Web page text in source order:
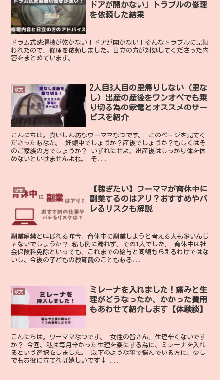
ドアが開かない」トラブルの修理
を依頼した結果
ドラム式洗濯機が乾かない！ドアが開かない！そんなトラブルに見舞
われたので、修理を依頼しました。日立の方が対処してくださった内
容をまとめています。
散文
2人目3人目の里帰りしない（里な
し）出産の産後をワンオペでも乗
り切る為の家電とオススメのサー
ビスを紹介
こんにちは。食いしん坊なワーママなつです。 このページを見てく
ださったあなた。 妊娠中でしょうか？産後でしょうか？もしくはそ
のご家族の方でしょうか？ いずれにせよ、出産後はしっかり体を休
めないといけませんよね。 そ...
散文
【稼ぎたい】ワーママが育休中に
副業するのはアリ？おすすめやバ
レるリスクも解説
副業解禁と叫ばれる昨今、育休中に副業しようと考える人も多いんじ
ゃないでしょうか？ 私も例に漏れず、その1人でした。 育休中は社
会保険料免除といっても、これまでの給与と同額もらえるわけではな
いし、今後の子どもの教育費のこともある...
散文
ミレーナを入れました！痛みと生
理がどうなったか、かかった費用
もあわせて紹介します【体験談】
こんにちは。ワーママなつです。 女性の皆さん、生理辛くないです
か？ 今回、私は毎月辛かった生理を楽にする為に、ミレーナを入れ
るという選択をしました。 以下のような事で悩んでいる方に、少し
でもお役に立てれば嬉しいです↓ ...